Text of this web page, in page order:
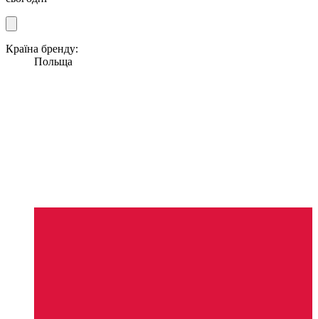
Країна бренду:
Польща